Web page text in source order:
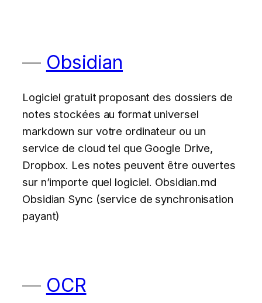
Obsidian
Logiciel gratuit proposant des dossiers de
notes stockées au format universel
markdown sur votre ordinateur ou un
service de cloud tel que Google Drive,
Dropbox. Les notes peuvent être ouvertes
sur n’importe quel logiciel. Obsidian.md
Obsidian Sync (service de synchronisation
payant)
OCR